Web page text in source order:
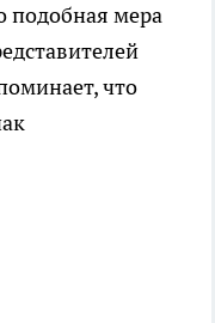
подобная мера
что